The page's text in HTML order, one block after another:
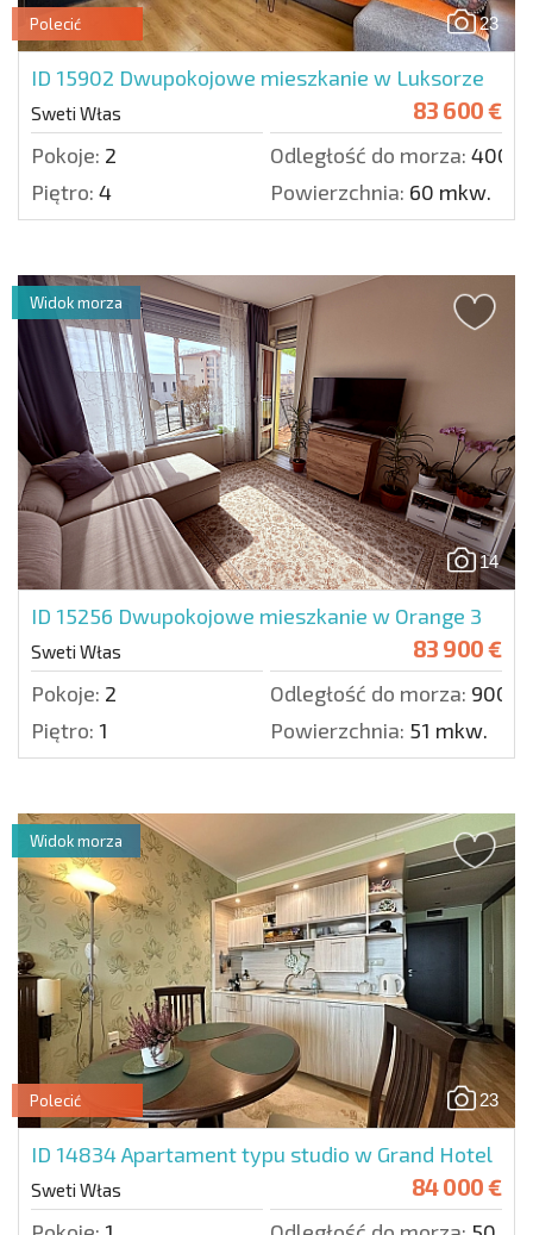
23
Polecić
ID 15902 Dwupokojowe mieszkanie w Luksorze
Sweti Włas 83 600 €
Pokoje: 2 Odległość do morza: 400
Piętro: 4 Powierzchnia: 60 mkw.
14
ID 15256 Dwupokojowe mieszkanie w Orange 3
Sweti Włas 83 900 €
Pokoje: 2 Odległość do morza: 900
Piętro: 1 Powierzchnia: 51 mkw.
Widok morza
23
Polecić
ID 14834Apartament typu studio w Grand Hotel
Sweti Włas 84 000 €
Widok morza